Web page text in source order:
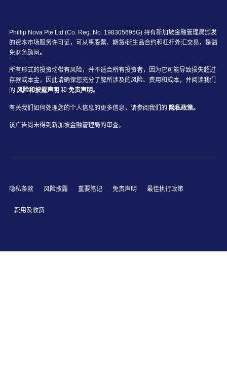
Phillip Nova Pte Ltd (Co. Reg. No. 198305695G) 持有新加坡金融管理局颁发
的资本市场服务许可证，可从事股票、期货/衍生品合约和杠杆外汇交易，是豁
免财务顾问。
所有形式的投资均带有风险，并不适合所有投资者，因为它可能导致损失超过
存款或本金，因此请确保您充分了解所涉及的风险、费用和成本，并阅读我们
的 风险和披露声明 和 免责声明。
有关我们如何处理您的个人信息的更多信息，请参阅我们的 隐私政策。
该广告尚未得到新加坡金融管理局的审查。
隐私条款 风险披露 重要笔记 免责声明 最佳执行政策
费用及收费